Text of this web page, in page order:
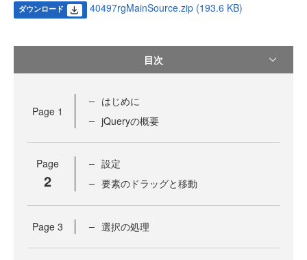
ダウンロード 40497rgMainSource.zip (193.6 KB)
目次
Page 1
はじめに
jQueryの概要
Page
2
設定
要素のドラッグと移動
Page 3 選択の処理